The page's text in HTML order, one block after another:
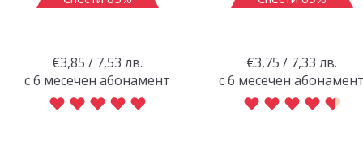
€3,85 / 7,53 лв.
с 6 месечен абонамент
€3,75 / 7,33 лв.
с 6 месечен